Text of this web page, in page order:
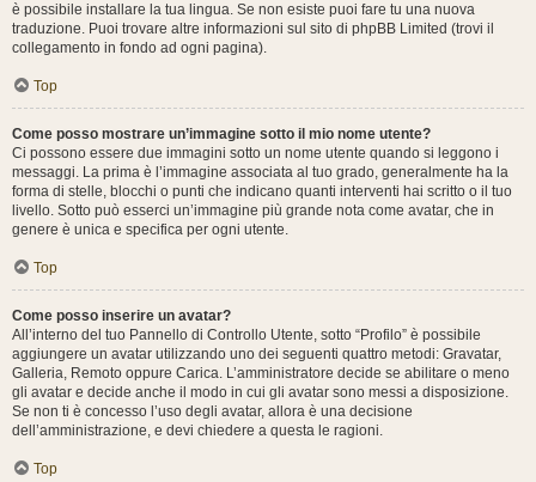
è possibile installare la tua lingua. Se non esiste puoi fare tu una nuova
traduzione. Puoi trovare altre informazioni sul sito di phpBB Limited (trovi il
collegamento in fondo ad ogni pagina).
Top
Come posso mostrare un’immagine sotto il mio nome utente?
Ci possono essere due immagini sotto un nome utente quando si leggono i
messaggi. La prima è l’immagine associata al tuo grado, generalmente ha la
forma di stelle, blocchi o punti che indicano quanti interventi hai scritto o il tuo
livello. Sotto può esserci un’immagine più grande nota come avatar, che in
genere è unica e specifica per ogni utente.
Top
Come posso inserire un avatar?
All’interno del tuo Pannello di Controllo Utente, sotto “Profilo” è possibile
aggiungere un avatar utilizzando uno dei seguenti quattro metodi: Gravatar,
Galleria, Remoto oppure Carica. L’amministratore decide se abilitare o meno
gli avatar e decide anche il modo in cui gli avatar sono messi a disposizione.
Se non ti è concesso l’uso degli avatar, allora è una decisione
dell’amministrazione, e devi chiedere a questa le ragioni.
Top